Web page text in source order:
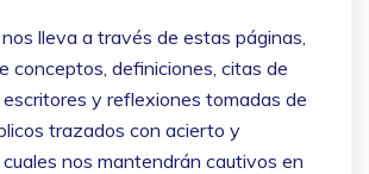
lleva a través de estas páginas,
conceptos, definiciones, citas de
y reflexiones tomadas de
trazados con acierto y
nos mantendrán cautivos en